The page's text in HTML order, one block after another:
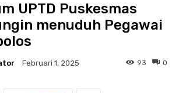
UPTD Puskesmas
menuduh Pegawai
Februari 1, 2025 0
93